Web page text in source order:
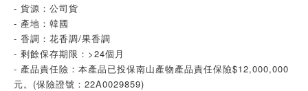
- 貨源：公司貨
- 產地：韓國
- 香調：花香調/果香調
- 剩餘保存期限：>24個月
- 產品責任險：本產品已投保南山產物產品責任保險$12,000,000
元。(保險證號：22A0029859)